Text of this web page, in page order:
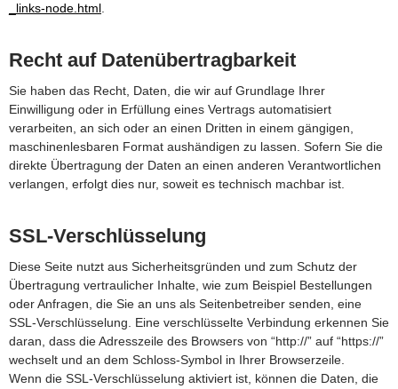
_links-node.html.
Recht auf Datenübertragbarkeit
Sie haben das Recht, Daten, die wir auf Grundlage Ihrer
Einwilligung oder in Erfüllung eines Vertrags automatisiert
verarbeiten, an sich oder an einen Dritten in einem gängigen,
maschinenlesbaren Format aushändigen zu lassen. Sofern Sie die
direkte Übertragung der Daten an einen anderen Verantwortlichen
verlangen, erfolgt dies nur, soweit es technisch machbar ist.
SSL-Verschlüsselung
Diese Seite nutzt aus Sicherheitsgründen und zum Schutz der
Übertragung vertraulicher Inhalte, wie zum Beispiel Bestellungen
oder Anfragen, die Sie an uns als Seitenbetreiber senden, eine
SSL-Verschlüsselung. Eine verschlüsselte Verbindung erkennen Sie
daran, dass die Adresszeile des Browsers von “http://” auf “https://”
wechselt und an dem Schloss-Symbol in Ihrer Browserzeile.
Wenn die SSL-Verschlüsselung aktiviert ist, können die Daten, die